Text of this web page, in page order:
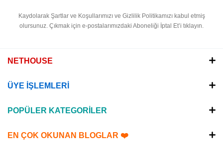
Kaydolarak Şartlar ve Koşullarımızı ve Gizlilik Politikamızı kabul etmiş
olursunuz. Çıkmak için e-postalarımızdaki Aboneliği İptal Et’i tıklayın.
NETHOUSE
ÜYE İŞLEMLERİ
POPÜLER KATEGORİLER
EN ÇOK OKUNAN BLOGLAR ❤️